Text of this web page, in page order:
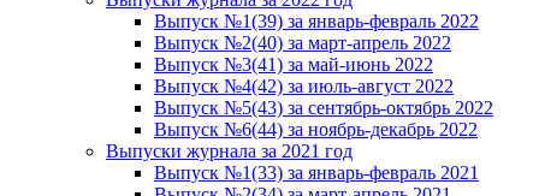
Выпуск №1(39) за январь-февраль 2022
Выпуск №2(40) за март-апрель 2022
Выпуск №3(41) за май-июнь 2022
Выпуск №4(42) за июль-август 2022
Выпуск №5(43) за сентябрь-октябрь 2022
Выпуск №6(44) за ноябрь-декабрь 2022
Выпуски журнала за 2021 год
Выпуск №1(33) за январь-февраль 2021